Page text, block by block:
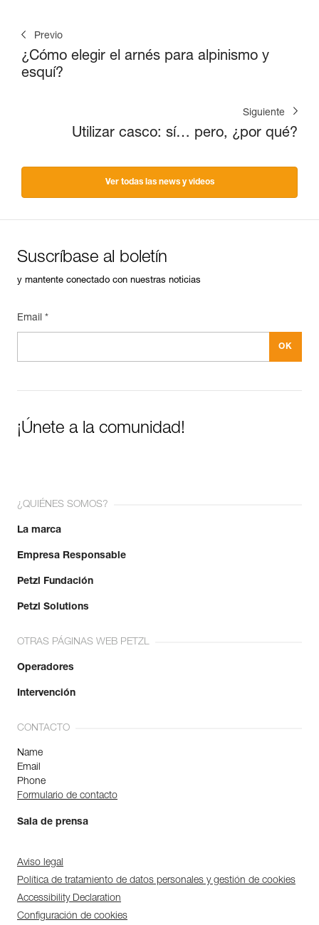
Previo
¿Cómo elegir el arnés para alpinismo y
esquí?
Siguiente
Utilizar casco: sí… pero, ¿por qué?
Ver todas las news y videos
Suscríbase al boletín
y mantente conectado con nuestras noticias
Email *
¡Únete a la comunidad!
¿QUIÉNES SOMOS?
La marca
Empresa Responsable
Petzl Fundación
Petzl Solutions
OTRAS PÁGINAS WEB PETZL
Operadores
Intervención
CONTACTO
Name
Email
Phone
Formulario de contacto
Sala de prensa
Aviso legal
Política de tratamiento de datos personales y gestión de cookies
Accessibility Declaration
Configuración de cookies